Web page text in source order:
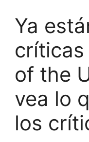
Ya
críticas
of the
vea lo
los